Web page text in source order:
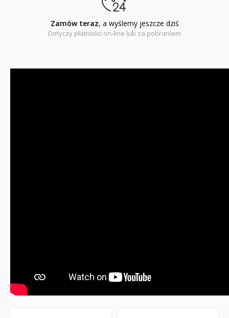
Zamów teraz, a wyślemy jeszcze dziś
Dotyczy płatności on-line lub za pobraniem